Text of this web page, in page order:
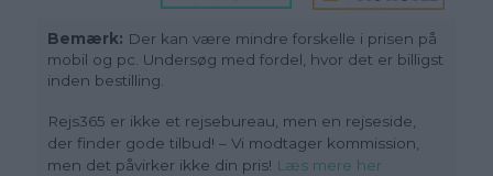
Bemærk: Der kan være mindre forskelle i prisen på
mobil og pc. Undersøg med fordel, hvor det er billigst
inden bestilling.
Rejs365 er ikke et rejsebureau, men en rejseside,
der finder gode tilbud! – Vi modtager kommission,
men det påvirker ikke din pris! Læs mere her